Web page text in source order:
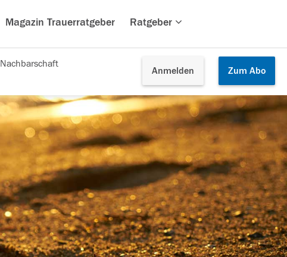
Magazin Trauerratgeber Ratgeber
Anmelden Zum Abo
Nachbarschaft